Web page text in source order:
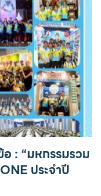
: “มหกรรมรวม
ประจำปี